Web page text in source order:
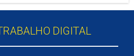
DIGITAL